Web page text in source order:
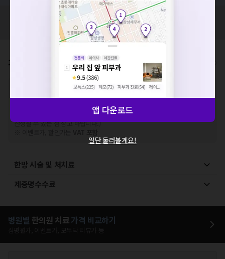
혹시 잘못된 병원정보가 있나요?
모두닥 팀에 알려주세요!
가격표 비급여/급여 진료란?
추가비용 등으로 실제 가격과 상이할 수 있으니, 정확
한 가격은 해당 의료기관에 직접 문의해주세요.
건강보험심사평가원에 고지되어 있는 급여 진료 기준 가
격입니다. (진료와 연관된 복합적인 비용이 추가되어, 병원마다 금액이 다르게
산정될 수 있는 점 참고 바랍니다.)
한방 시술 및 처치료
제증명수수료
병원별 한의원 치료가격 비교하기
네트워크 또는 서버의 일시적인 오류로, 잠시 후 다시 시도해주
세요. 지속적으로 문제가 발생할 경우 모두닥 채널톡으로 문의
앱 다운로드
일단 둘러볼게요!